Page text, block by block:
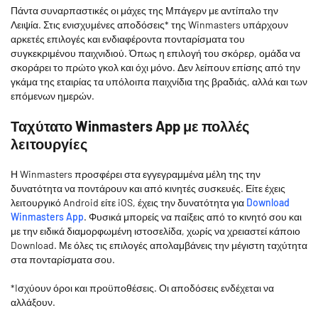
Πάντα συναρπαστικές οι μάχες της Μπάγερν με αντίπαλο την
Λειψία. Στις ενισχυμένες αποδόσεις* της Winmasters υπάρχουν
αρκετές επιλογές και ενδιαφέροντα πονταρίσματα του
συγκεκριμένου παιχνιδιού. Όπως η επιλογή του σκόρερ, ομάδα να
σκοράρει το πρώτο γκολ και όχι μόνο. Δεν λείπουν επίσης από την
γκάμα της εταιρίας τα υπόλοιπα παιχνίδια της βραδιάς, αλλά και των
επόμενων ημερών.
Ταχύτατο Winmasters App με πολλές
λειτουργίες
Η Winmasters προσφέρει στα εγγεγραμμένα μέλη της την
δυνατότητα να ποντάρουν και από κινητές συσκευές. Είτε έχεις
λειτουργικό Android είτε iOS, έχεις την δυνατότητα για Download
Winmasters App. Φυσικά μπορείς να παίξεις από το κινητό σου και
με την ειδικά διαμορφωμένη ιστοσελίδα, χωρίς να χρειαστεί κάποιο
Download. Με όλες τις επιλογές απολαμβάνεις την μέγιστη ταχύτητα
στα πονταρίσματα σου.
*Iσχύουν όροι και προϋποθέσεις. Οι αποδόσεις ενδέχεται να
αλλάξουν.